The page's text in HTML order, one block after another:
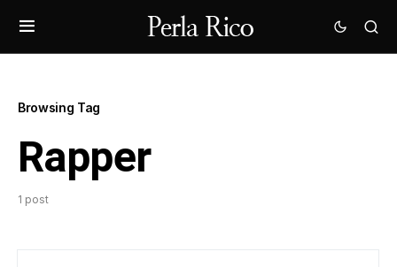
Browsing Tag
Rapper
1 post